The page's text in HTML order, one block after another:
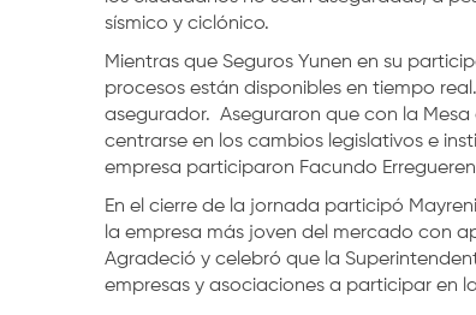
sísmico y ciclónico.
Mientras que Seguros Yunen en su
procesos están disponibles en tiempo
asegurador. Aseguraron que con la
centrarse en los cambios legislativos e
empresa participaron Facundo
En el cierre de la jornada participó
la empresa más joven del mercado con
Agradeció y celebró que la
empresas y asociaciones a participar en